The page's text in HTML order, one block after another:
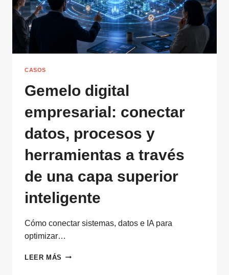
CASOS
Gemelo digital
empresarial: conectar
datos, procesos y
herramientas a través
de una capa superior
inteligente
Cómo conectar sistemas, datos e IA para
optimizar…
LEER MÁS GEMELO